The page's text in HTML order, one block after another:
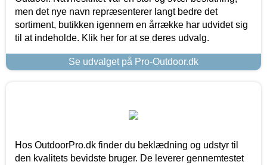
men det nye navn repræsenterer langt bedre det
sortiment, butikken igennem en årrække har udvidet sig
til at indeholde. Klik her for at se deres udvalg.
Se udvalget på Pro-Outdoor.dk
Hos OutdoorPro.dk finder du beklædning og udstyr til
den kvalitets bevidste bruger. De leverer gennemtestet